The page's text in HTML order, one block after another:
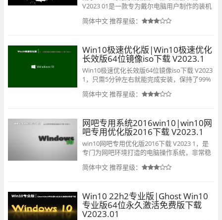
V2023 01是一款专为戴尔电脑用户制作的装机
Win10系统，可以轻松为用户提供功能稳定的
简体中文推荐星级：
Win10极速优化版|Win10极速优化
长效版64位镜像iso下载 V2023.1
Win10极速优化长效版64位镜像iso下载 V2023
1，只需5分钟左右就能完成安装，保持了99%
定快速的运行优化，设置布局更加完善，永久
需求。
简体中文推荐星级：
网吧专用系统2016win10|win10网
吧专用优化版2016下载 V2023.1
win10网吧专用优化版2016下载 V2023 1，是
专门为网吧环境打造的电脑操作系统，非常稳
能和服务，优化之后能流畅运行各种社交软件
绍。
简体中文推荐星级：
Win10 22h2专业版|Ghost Win10
专业版64位永久激活免费版下载
V2023.01